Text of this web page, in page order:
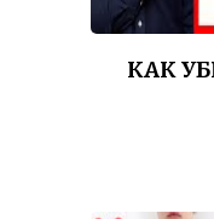
КАК